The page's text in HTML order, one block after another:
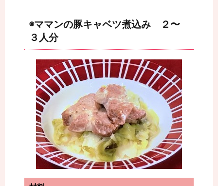
◉ママンの豚キャベツ煮込み ２〜
３人分